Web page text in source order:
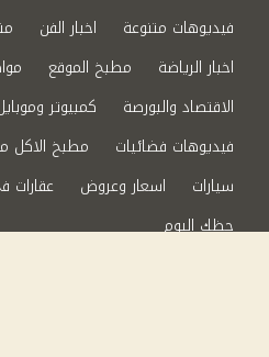
فيديوهات متنوعة
اخبار الفن
اخبار الرياضة
مطبخ الموقع
الاقتصاد والبورصة
كمبيوتر
فيديوهات فضائيات
مطبخ الاكل
سيارات
اسعار وعروض
حظك اليوم